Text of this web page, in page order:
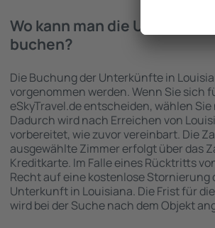
Wo kann man die
buchen?
Die Buchung der Unterkünfte in
vorgenommen werden. Wenn Sie sich
eSkyTravel.de entscheiden, wählen
Dadurch wird nach Erreichen von
vorbereitet, wie zuvor vereinbart. Die
ausgewählte Zimmer erfolgt über das
Kreditkarte. Im Falle eines Rücktritts
Recht auf eine kostenlose Stornierung
Unterkunft in Louisiana. Die Frist für
wird bei der Suche nach dem Objekt